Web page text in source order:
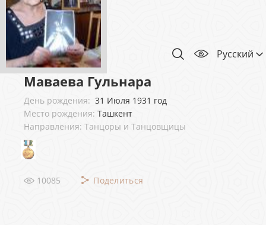
Русский
Маваева Гульнара
День рождения: 31 Июля 1931 год
Место рождения: Ташкент
Направления: Танцоры и Танцовщицы
10085 Поделиться